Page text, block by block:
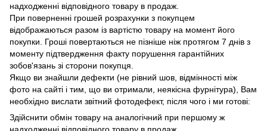
надходженні відповідного товару в продаж.
При поверненні грошей розрахунки з покупцем
відображаються разом із вартістю товару на момент його
покупки. Гроші повертаються не пізніше ніж протягом 7 днів з
моменту підтвердження факту порушення гарантійних
зобов'язань зі сторони покупця.
Якщо ви знайшли дефекти (не рівний шов, відмінності між
фото на сайті і тим, що ви отримали, неякісна фурнітура), Вам
необхідно вислати звітний фотодефект, після чого і ми готові:
Здійснити обмін товару на аналогічний при першому ж